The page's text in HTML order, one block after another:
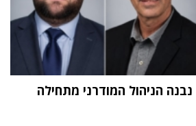
הניהול המודרני מתחילה